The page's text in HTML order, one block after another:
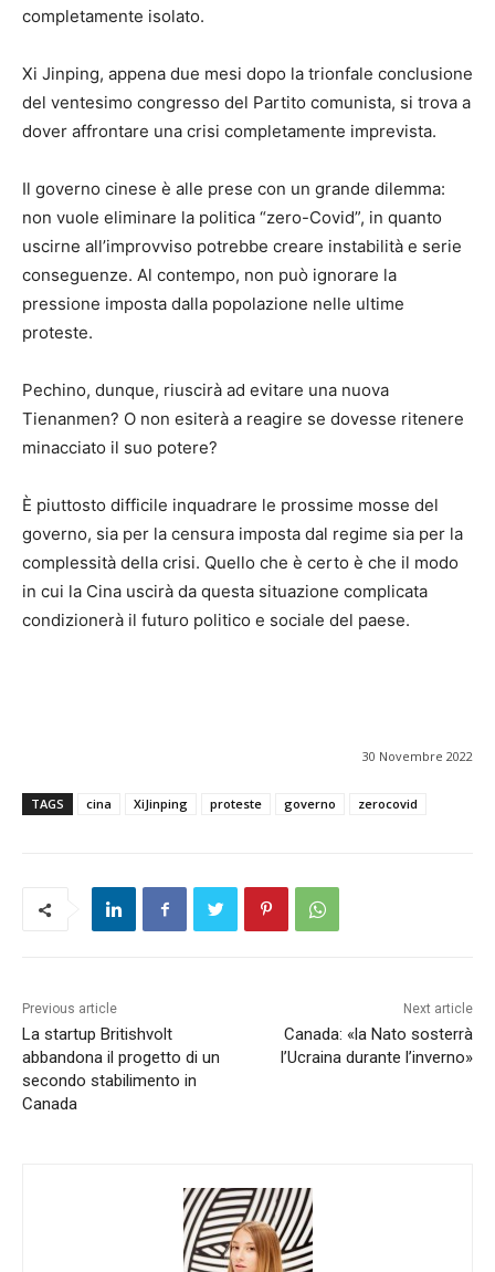
completamente isolato.
Xi Jinping, appena due mesi dopo la trionfale conclusione
del ventesimo congresso del Partito comunista, si trova a
dover affrontare una crisi completamente imprevista.
Il governo cinese è alle prese con un grande dilemma:
non vuole eliminare la politica “zero-Covid”, in quanto
uscirne all’improvviso potrebbe creare instabilità e serie
conseguenze. Al contempo, non può ignorare la
pressione imposta dalla popolazione nelle ultime
proteste.
Pechino, dunque, riuscirà ad evitare una nuova
Tienanmen? O non esiterà a reagire se dovesse ritenere
minacciato il suo potere?
È piuttosto difficile inquadrare le prossime mosse del
governo, sia per la censura imposta dal regime sia per la
complessità della crisi. Quello che è certo è che il modo
in cui la Cina uscirà da questa situazione complicata
condizionerà il futuro politico e sociale del paese.
30 Novembre 2022
TAGS cina XiJinping proteste governo zerocovid
Previous article
La startup Britishvolt
abbandona il progetto di un
secondo stabilimento in
Canada
Next article
Canada: «la Nato sosterrà
l’Ucraina durante l’inverno»